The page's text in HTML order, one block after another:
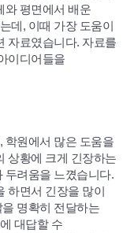
와 평면에서 배운
데, 이때 가장 도움이
자료였습니다. 자료를
이디어들을
학원에서 많은 도움을
상황에 크게 긴장하는
두려움을 느꼈습니다.
하면서 긴장을 많이
명확히 전달하는
대답할 수